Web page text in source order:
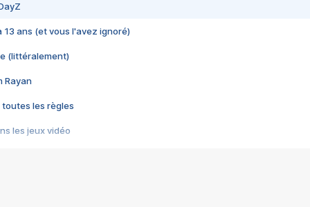
13 ans (et vous l'avez ignoré)
(littéralement)
Rayan
toutes les règles
les jeux vidéo